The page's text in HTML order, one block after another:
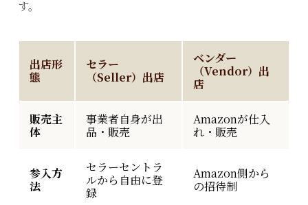
す。
出店形
態
セラー
（Seller）出店
ベンダー
（Vendor）出
店
販売主
体
事業者自身が出
品・販売
Amazonが仕入
れ・販売
参入方
法
セラーセントラ
ルから自由に登
録
Amazon側から
の招待制